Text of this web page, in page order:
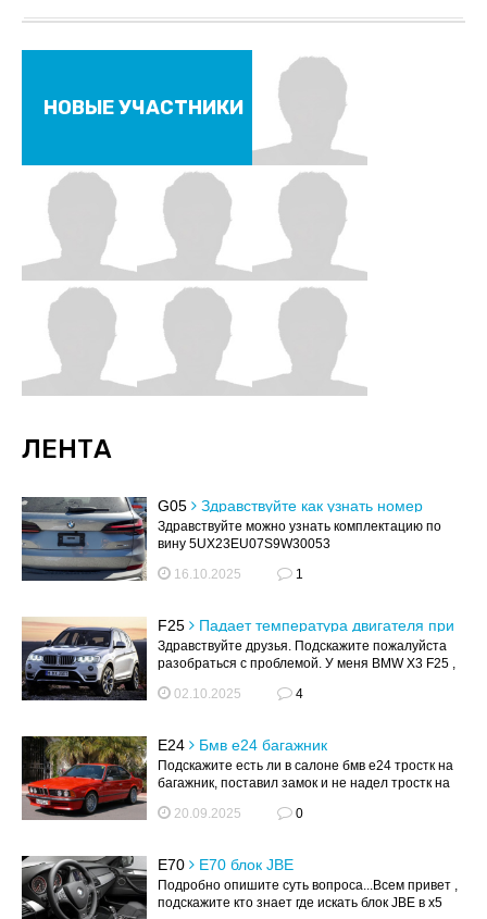
НОВЫЕ УЧАСТНИКИ
ЛЕНТА
G05
Здравствуйте как узнать номер
краски на бмв х5
Здравствуйте можно узнать комплектацию по
вину 5UX23EU07S9W30053
16.10.2025
1
F25
Падает температура двигателя при
включении печки.
Здравствуйте друзья. Подскажите пожалуйста
разобраться с проблемой. У меня BMW X3 F25 ,
02.10.2025
4
E24 Бмв е24 багажник
Подскажите есть ли в салоне бмв е24 тростк на
багажник, поставил замок и не надел тростк на
20.09.2025
0
E70 Е70 блок JBE
Подробно опишите суть вопроса...Всем привет ,
подскажите кто знает где искать блок JBE в х5